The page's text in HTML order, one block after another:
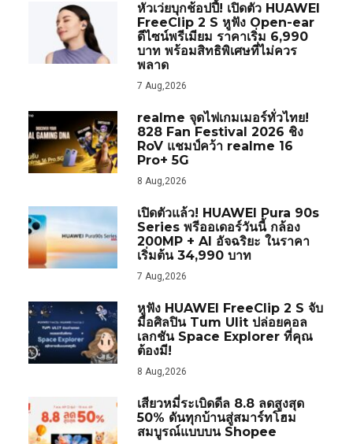
หัวเว่ยบุกช้อปปี้! เปิดตัว HUAWEI
FreeClip 2 S หูฟัง Open-ear
ดีไซน์พรีเมียม ราคาเริ่ม 6,990
บาท พร้อมสิทธิพิเศษที่ไม่ควร
พลาด
7 Aug,2026
realme จุดไฟเกมเมอร์ทั่วไทย!
828 Fan Festival 2026 ชิง
RoV แชมป์คว้า realme 16
Pro+ 5G
8 Aug,2026
เปิดตัวแล้ว! HUAWEI Pura 90s
Series พรีออเดอร์วันนี้ กล้อง
200MP + AI อัจฉริยะ ในราคา
เริ่มต้น 34,990 บาท
7 Aug,2026
หูฟัง HUAWEI FreeClip 2 S จับ
มือศิลปิน Tum Ulit ปล่อยคอล
เลกชัน Space Explorer ที่คุณ
ต้องมี!
8 Aug,2026
เสียวหมี่ระเบิดดีล 8.8 ลดสูงสุด
50% ดันทุกบ้านสู่สมาร์ทโฮม
สมบูรณ์แบบบน Shopee